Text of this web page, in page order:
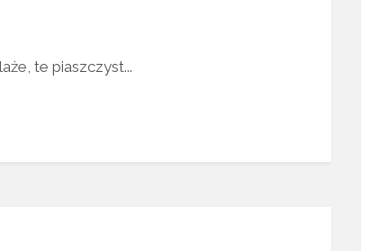
te piaszczyst...